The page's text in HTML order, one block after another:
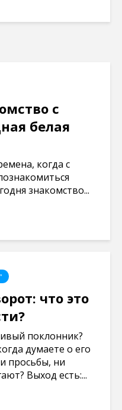
с
белая
когда с
знакомство...
что это
поклонник?
думаете о его
просьбы, ни
Выход есть:...